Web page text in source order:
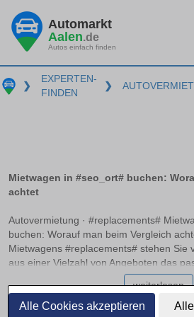
Alle Cookies akzeptieren
Automarkt
Aalen.de
Autos einfach finden
❯
EXPERTEN-
FINDEN
❯
Mietwagen in #seo_ort# buchen:
achtet
Autovermietung · #replacements#
buchen: Worauf man beim Vergleich
Mietwagens #replacements# stehen Sie
aus einer Vielzahl von Angeboten das
auszuwählen. Neben unterschiedlichen
Fahrzeugmodellen gibt es zahlreiche
Vollkaskoversicherung ohne
weiterlesen